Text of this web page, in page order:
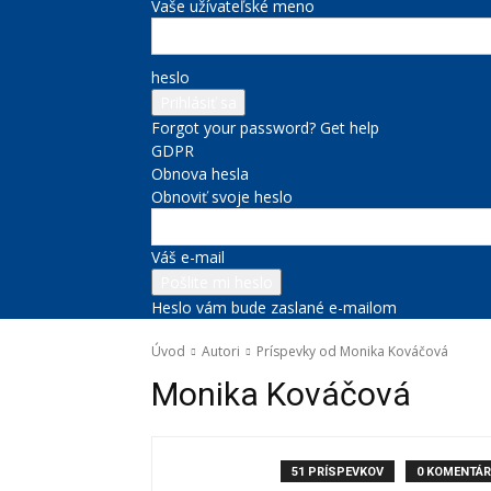
Vaše užívateľské meno
heslo
Forgot your password? Get help
GDPR
Obnova hesla
Obnoviť svoje heslo
Váš e-mail
Heslo vám bude zaslané e-mailom
Úvod Autori Príspevky od Monika Kováčová
Monika Kováčová
51 PRÍSPEVKOV 0